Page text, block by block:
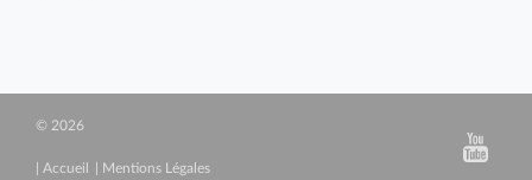
© 2026
Accueil Mentions Légales